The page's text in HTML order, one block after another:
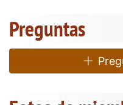
Preguntas